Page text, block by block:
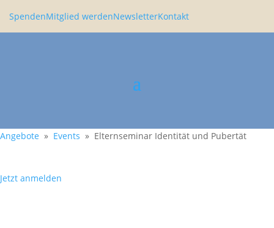
SpendenMitglied werdenNewsletterKontakt
Angebote » Events » Eltern­se­minar Identität und Pubertät
Jetzt anmelden